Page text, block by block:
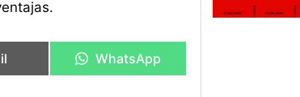
WhatsApp